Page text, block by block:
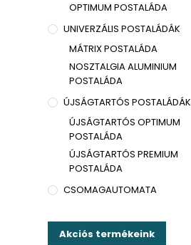
OPTIMUM POSTALÁDA
UNIVERZÁLIS POSTALÁDÁK
MÁTRIX POSTALÁDA
NOSZTALGIA ALUMINIUM
POSTALÁDA
ÚJSÁGTARTÓS POSTALÁDÁK
ÚJSÁGTARTÓS OPTIMUM
POSTALÁDA
ÚJSÁGTARTÓS PREMIUM
POSTALÁDA
CSOMAGAUTOMATA
Akciós termékeink